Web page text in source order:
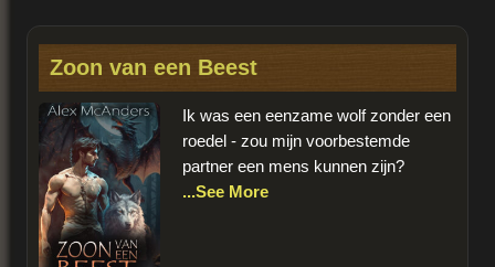
Zoon van een Beest
Ik was een eenzame wolf zonder een
roedel - zou mijn voorbestemde
partner een mens kunnen zijn?
...See More